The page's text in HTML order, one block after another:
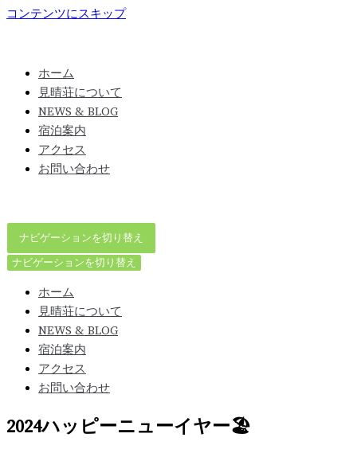
コンテンツにスキップ
ホーム
見晴荘について
NEWS & BLOG
宿泊案内
アクセス
お問い合わせ
ナビゲーションを切り替え
ナビゲーションを切り替え
ホーム
見晴荘について
NEWS & BLOG
宿泊案内
アクセス
お問い合わせ
2024ハッピーニューイヤー🏖️